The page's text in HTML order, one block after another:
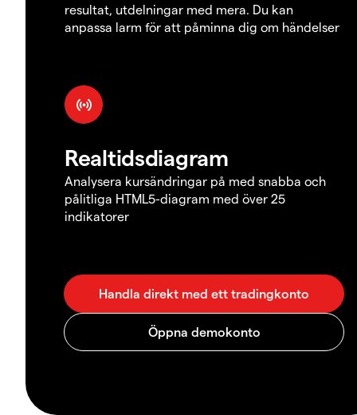
resultat, utdelningar med mera. Du kan
anpassa larm för att påminna dig om händelser
Realtidsdiagram
Analysera kursändringar på med snabba och
pålitliga HTML5-diagram med över 25
indikatorer